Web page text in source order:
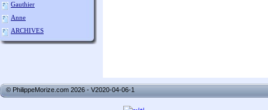
Gauthier
Anne
ARCHIVES
© PhilippeMorize.com 2026 - V2020-04-06-1